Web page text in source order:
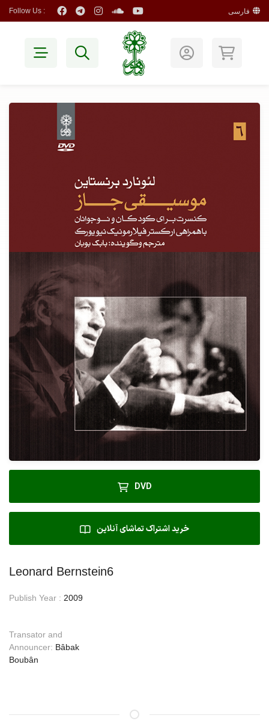
Follow Us : فارسی
DVD
خرید اشتراک تماشای آنلاین
Leonard Bernstein6
Publish Year : 2009
Transator and
Announcer: Bâbak
Boubân